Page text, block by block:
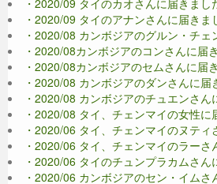
・2020/09 タイのカオさんに届きまし
・2020/09 タイのアナンさんに届きま
・2020/08 カンボジアのグルン・チ
・2020/08カンボジアのコンさんに届
・2020/08カンボジアのセムさんに届
・2020/08 カンボジアのダンさんに届
・2020/08 カンボジアのチュエンさん
・2020/08 タイ、チェンマイの女性に
・2020/06 タイ、チェンマイのヌティ
・2020/06 タイ、チェンマイのラーさ
・2020/06 タイのチュンプラカムさん
・2020/06 カンボジアのセン・イムさ